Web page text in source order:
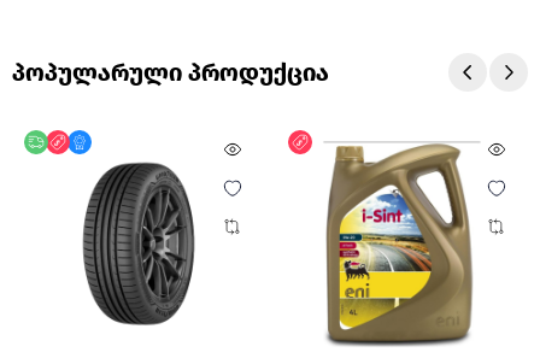
პოპულარული პროდუქცია
უფასო მიწოდება
ფასდაკლება ფასდაკლება